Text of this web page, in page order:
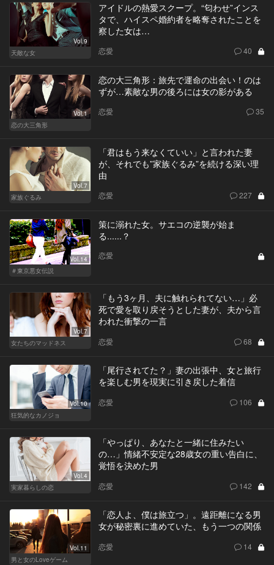
Vol.9
天敵な女
アイドルの熱愛スクープ。“匂わせ”インス
タで、ハイスペ婚約者を略奪されたことを
察した女は…
恋愛 40
Vol.1
恋の大三角形
恋の大三角形：旅先で運命の出会い！のは
ずが…素敵な男の後ろには女の影がある
恋愛 35
Vol.7
家族ぐるみ
「君はもう来なくていい」と言われた妻
が、それでも”家族ぐるみ”を続ける深い理
由
恋愛 227
Vol.14
＃東京悪女伝説
策に溺れた女。サエコの逆襲が始ま
る......？
恋愛
Vol.7
女たちのマッドネス
「もう3ヶ月、夫に触れられてない…」必
死で愛を取り戻そうとした妻が、夫から言
われた衝撃の一言
恋愛 68
Vol.10
狂気的なカノジョ
「尾行されてた？」妻の出張中、女と旅行
を楽しむ男を現実に引き戻した着信
恋愛 106
Vol.4
実家暮らしの恋
「やっぱり、あなたと一緒に住みたい
の…」情緒不安定な28歳女の重い告白に、
覚悟を決めた男
恋愛 142
Vol.11
男と女のLoveゲーム
「恋人よ、僕は旅立つ」。遠距離になる男
女が秘密裏に進めていた、もう一つの関係
恋愛 14